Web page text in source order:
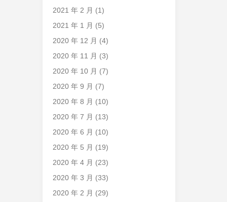
2021 年 2 月 (1)
2021 年 1 月 (5)
2020 年 12 月 (4)
2020 年 11 月 (3)
2020 年 10 月 (7)
2020 年 9 月 (7)
2020 年 8 月 (10)
2020 年 7 月 (13)
2020 年 6 月 (10)
2020 年 5 月 (19)
2020 年 4 月 (23)
2020 年 3 月 (33)
2020 年 2 月 (29)